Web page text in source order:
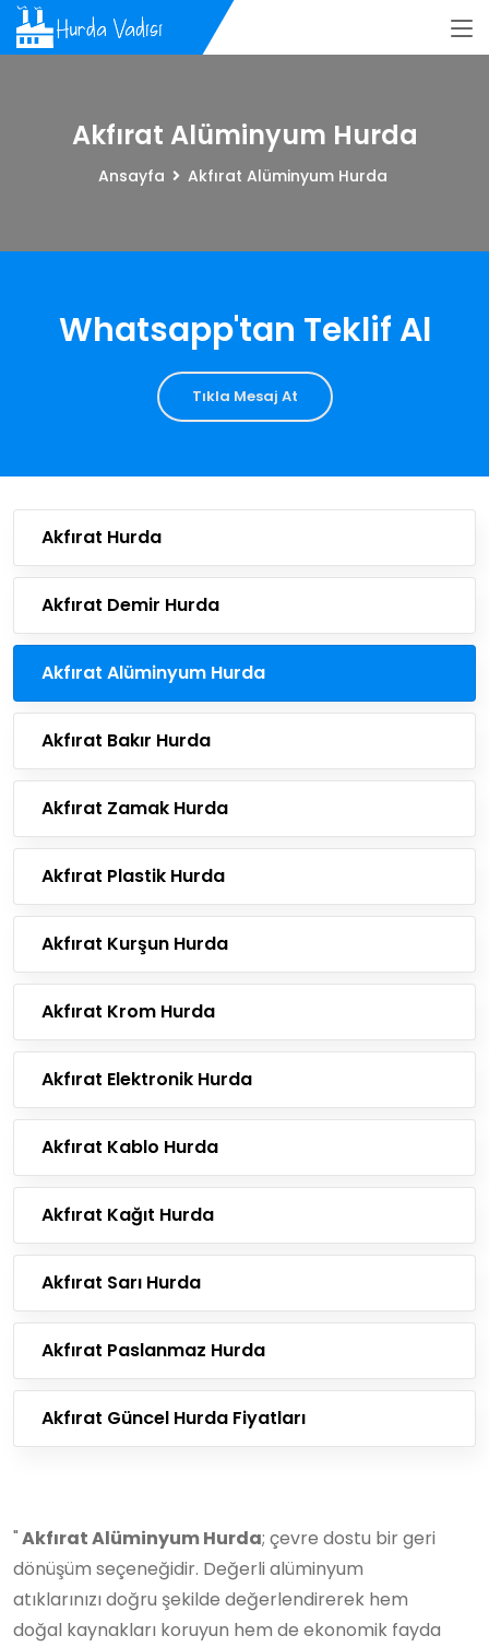
Akfırat Alüminyum Hurda
Ansayfa Akfırat Alüminyum Hurda
Whatsapp'tan Teklif Al
Tıkla Mesaj At
Akfırat Hurda
Akfırat Demir Hurda
Akfırat Alüminyum Hurda
Akfırat Bakır Hurda
Akfırat Zamak Hurda
Akfırat Plastik Hurda
Akfırat Kurşun Hurda
Akfırat Krom Hurda
Akfırat Elektronik Hurda
Akfırat Kablo Hurda
Akfırat Kağıt Hurda
Akfırat Sarı Hurda
Akfırat Paslanmaz Hurda
Akfırat Güncel Hurda Fiyatları
"Akfırat Alüminyum Hurda; çevre dostu bir geri
dönüşüm seçeneğidir. Değerli alüminyum
atıklarınızı doğru şekilde değerlendirerek hem
doğal kaynakları koruyun hem de ekonomik fayda